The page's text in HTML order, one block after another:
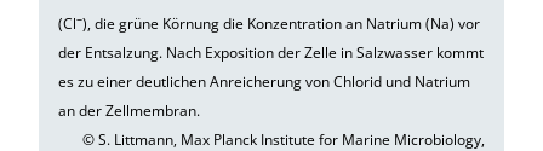
(Cl–), die grüne Körnung die Konzentration an Natrium (Na) vor
der Entsalzung. Nach Exposition der Zelle in Salzwasser kommt
es zu einer deutlichen Anreicherung von Chlorid und Natrium
an der Zellmembran.
© S. Littmann, Max Planck Institute for Marine Microbiology,